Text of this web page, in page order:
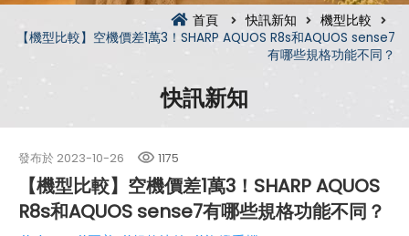
首頁 快訊新知
機型比較
【機型比較】空機價差1萬3！SHARP AQUOS R8s和AQUOS sense7
有哪些規格功能不同？
快訊新知
發布於 2023-10-26 1175
【機型比較】空機價差1萬3！SHARP AQUOS
R8s和AQUOS sense7有哪些規格功能不同？